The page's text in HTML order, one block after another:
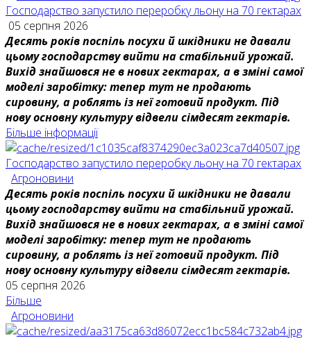
Господарство запустило переробку льону на 70 гектарах
05 серпня 2026
Десять років поспіль посухи й шкідники не давали
цьому господарству вийти на стабільний урожай.
Вихід знайшовся не в нових гектарах, а в зміні самої
моделі заробітку: тепер тут не продають
сировину, а роблять із неї готовий продукт. Під
нову основну культуру відвели сімдесят гектарів.
Більше інформації
Господарство запустило переробку льону на 70 гектарах
Агроновини
Десять років поспіль посухи й шкідники не давали
цьому господарству вийти на стабільний урожай.
Вихід знайшовся не в нових гектарах, а в зміні самої
моделі заробітку: тепер тут не продають
сировину, а роблять із неї готовий продукт. Під
нову основну культуру відвели сімдесят гектарів.
05 серпня 2026
Більше
Агроновини